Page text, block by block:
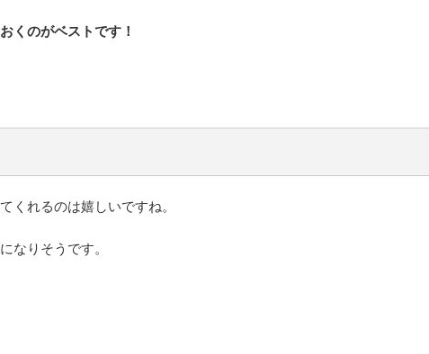
くのがベストです！
くれるのは嬉しいですね。
なりそうです。